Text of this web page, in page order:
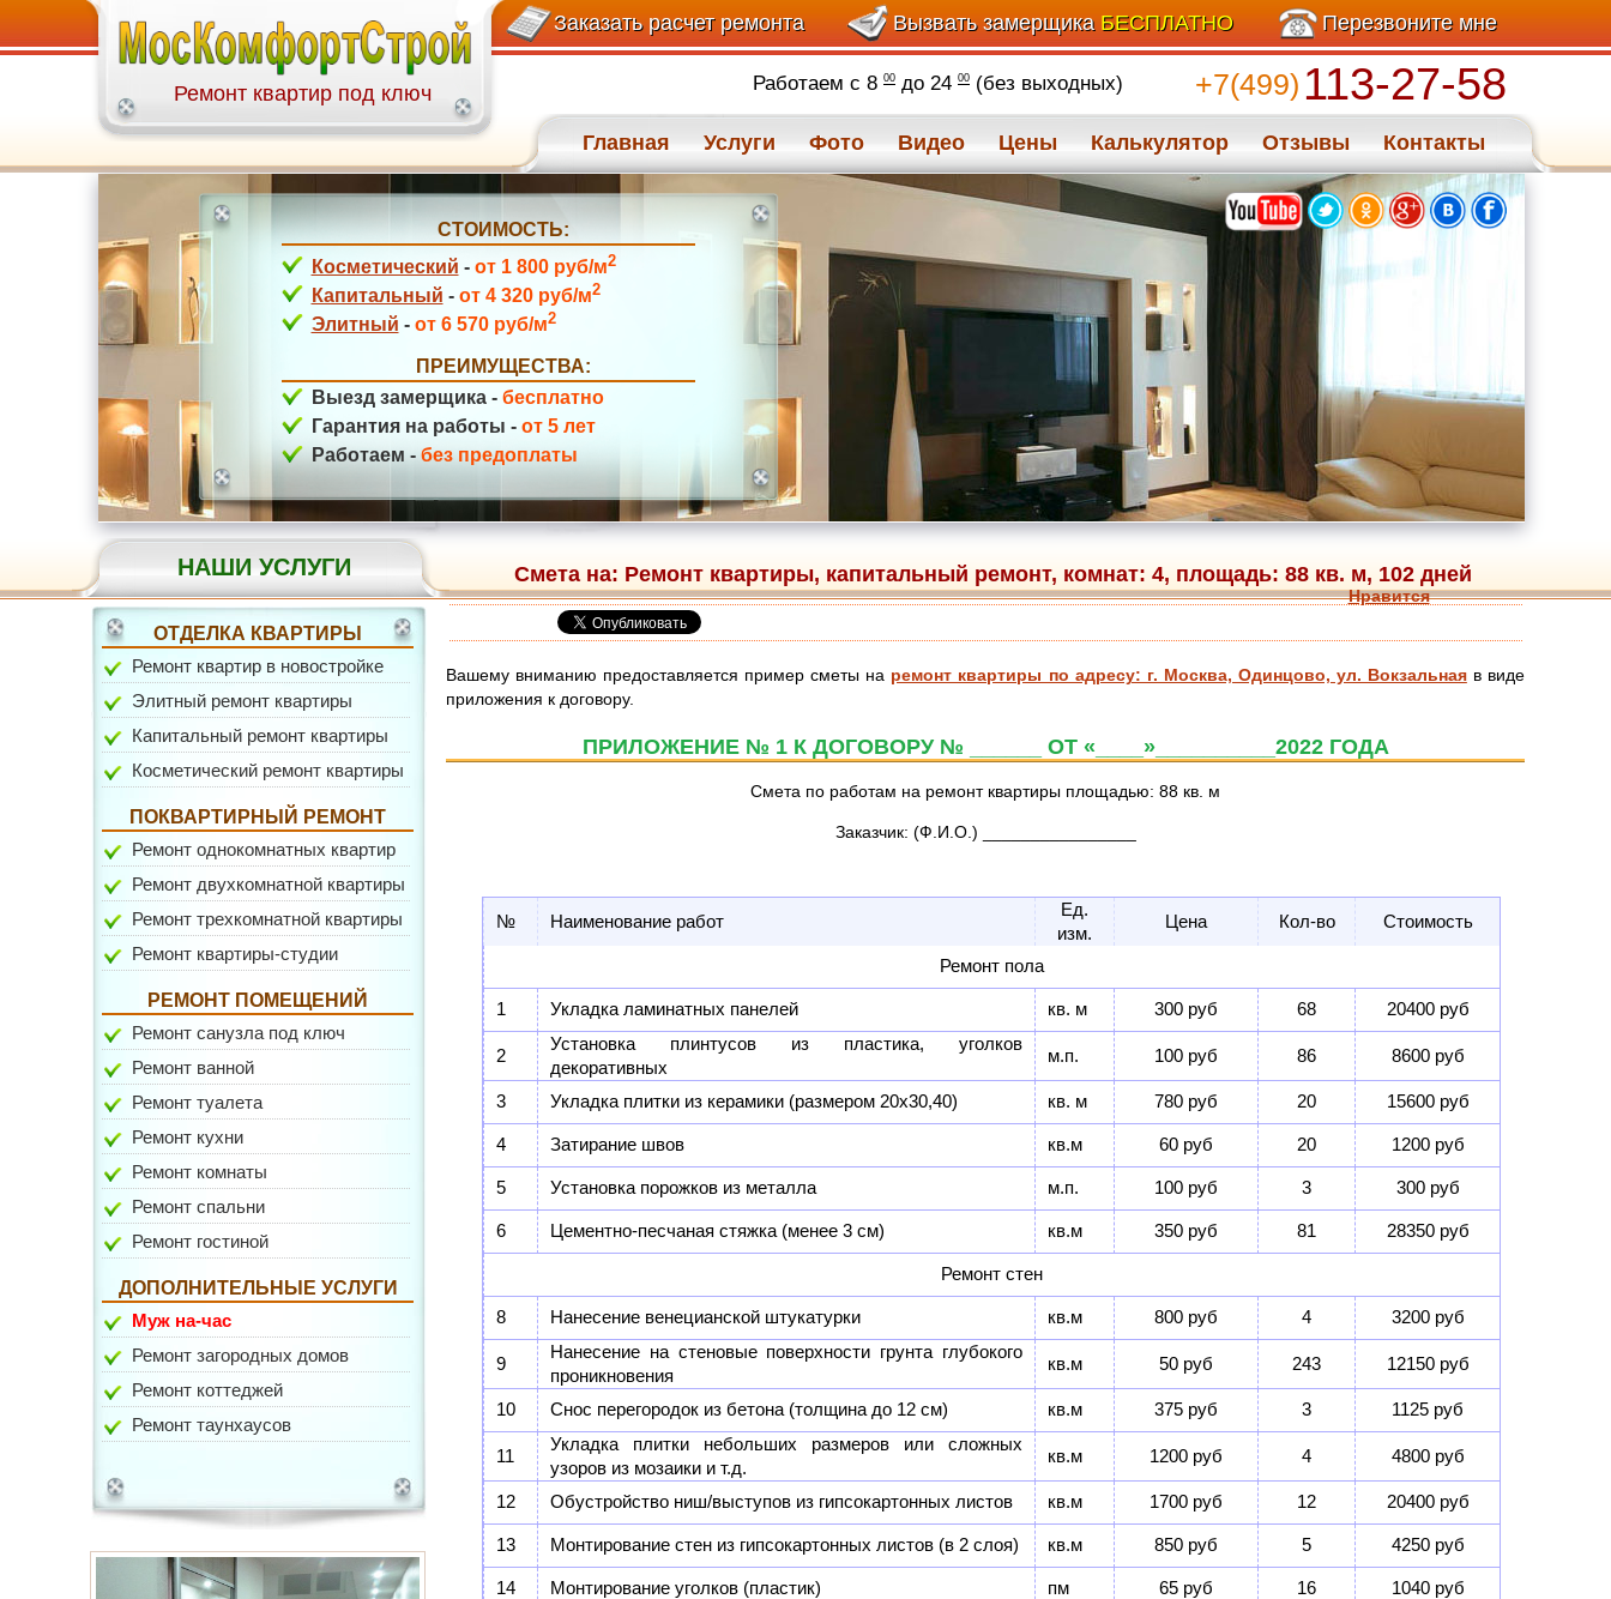
Ремонт квартир под ключ
+7(499)113-27-58 Заказать расчет ремонта Вызвать замерщика БЕСПЛАТНО Перезвоните мне
Работаем с 8 00 до 24 00 (без выходных) +7(499) 113-27-58
Главная Услуги Фото Видео Цены Калькулятор Отзывы Контакты
СТОИМОСТЬ:
Косметический - от 1 800 руб/м2
Капитальный - от 4 320 руб/м2
Элитный - от 6 570 руб/м2
ПРЕИМУЩЕСТВА:
Выезд замерщика - бесплатно
Гарантия на работы - от 5 лет
Работаем - без предоплаты
НАШИ УСЛУГИ
ОТДЕЛКА КВАРТИРЫ
Ремонт квартир в новостройке
Элитный ремонт квартиры
Капитальный ремонт квартиры
Косметический ремонт квартиры
ПОКВАРТИРНЫЙ РЕМОНТ
Ремонт однокомнатных квартир
Ремонт двухкомнатной квартиры
Ремонт трехкомнатной квартиры
Ремонт квартиры-студии
РЕМОНТ ПОМЕЩЕНИЙ
Ремонт санузла под ключ
Ремонт ванной
Ремонт туалета
Ремонт кухни
Ремонт комнаты
Ремонт спальни
Ремонт гостиной
ДОПОЛНИТЕЛЬНЫЕ УСЛУГИ
Муж на-час
Ремонт загородных домов
Ремонт коттеджей
Ремонт таунхаусов
пр-зд Шокальского
Соловьиная Роща
Рублевское шоссе
ул. Вокзальная
ул. Давыдковская
ул. Гарибальди
ул. Медиков
Нравится
Смета на: Ремонт квартиры, капитальный ремонт, комнат: 4, площадь: 88 кв. м, 102 дней
Вашему вниманию предоставляется пример сметы на ремонт квартиры по адресу: г. Москва, Одинцово, ул. Вокзальнаяв виде
приложения к договору.
ПРИЛОЖЕНИЕ № 1 К ДОГОВОРУ № ______ ОТ «____»__________2022 ГОДА
Смета по работам на ремонт квартиры площадью: 88 кв. м
Заказчик: (Ф.И.О.) ________________
№ Наименование работ
Ед.
изм.
Цена Кол-во Стоимость
Ремонт пола
1 Укладка ламинатных панелей кв. м 300 руб 68 20400 руб
2
Установка плинтусов из пластика, уголков
декоративных
м.п. 100 руб 86 8600 руб
3 Укладка плитки из керамики (размером 20х30,40) кв. м 780 руб 20 15600 руб
4 Затирание швов кв.м 60 руб 20 1200 руб
5 Установка порожков из металла м.п. 100 руб 3 300 руб
6 Цементно-песчаная стяжка (менее 3 см) кв.м 350 руб 81 28350 руб
Ремонт стен
8 Нанесение венецианской штукатурки кв.м 800 руб 4 3200 руб
9
Нанесение на стеновые поверхности грунта глубокого
проникновения
кв.м 50 руб 243 12150 руб
10 Снос перегородок из бетона (толщина до 12 см) кв.м 375 руб 3 1125 руб
11
Укладка плитки небольших размеров или сложных
узоров из мозаики и т.д.
кв.м 1200 руб 4 4800 руб
12 Обустройство ниш/выступов из гипсокартонных листов кв.м 1700 руб 12 20400 руб
13 Монтирование стен из гипсокартонных листов (в 2 слоя) кв.м 850 руб 5 4250 руб
14 Монтирование уголков (пластик) пм 65 руб 16 1040 руб